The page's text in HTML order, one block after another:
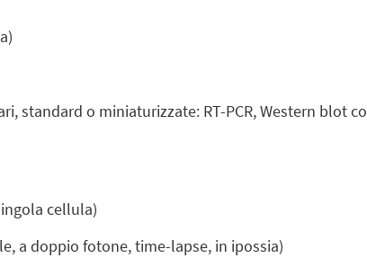
standard o miniaturizzate: RT-PCR, Western blot
cellula)
a doppio fotone, time-lapse, in ipossia)